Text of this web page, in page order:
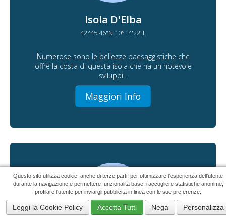
Isola D'Elba
42°45'46"N 10°14'22"E
Numerose sono le bellezze paesaggistiche che
offre la costa di questa isola che ha un notevole
sviluppi...
Maggiori Info
Questo sito utilizza cookie, anche di terze parti, per ottimizzare l'esperienza dell'utente
durante la navigazione e permettere funzionalità base; raccogliere statistiche anonime;
profilare l'utente per inviargli pubblicità in linea con le sue preferenze.
Leggi la Cookie Policy Accetta Tutti Nega Personalizza